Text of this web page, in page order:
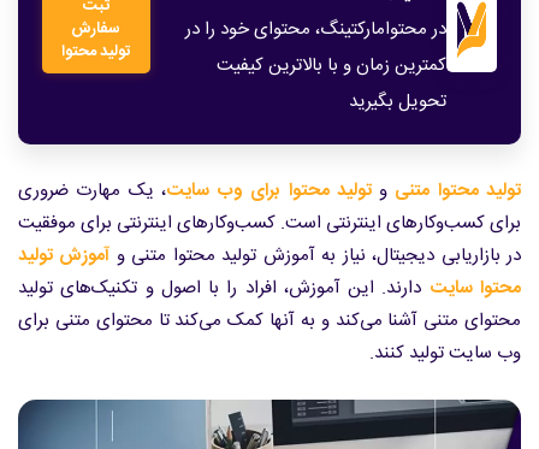
در محتوامارکتینگ، محتوای خود را در
کمترین زمان و با بالاترین کیفیت
تحویل بگیرید
ثبت
سفارش
تولید محتوا
تولید محتوا متنی وتولید محتوا برای وب سایت، یک مهارت ضروری
برای کسب‌وکارهای اینترنتی است. کسب‌وکارهای اینترنتی برای موفقیت
در بازاریابی دیجیتال، نیاز به آموزش تولید محتوا متنی و آموزش تولید
محتوا سایت دارند. این آموزش، افراد را با اصول و تکنیک‌های تولید
محتوای متنی آشنا می‌کند و به آنها کمک می‌کند تا محتوای متنی برای
وب سایت تولید کنند.